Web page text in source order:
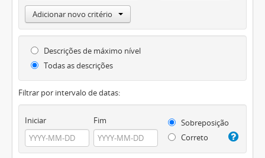
Adicionar novo critério
Descrições de máximo nível
Todas as descrições
Filtrar por intervalo de datas:
Iniciar Fim
Sobreposição
Correto